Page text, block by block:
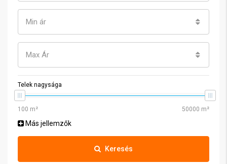
Min ár
Max Ár
Telek nagysága
Más jellemzők
Keresés